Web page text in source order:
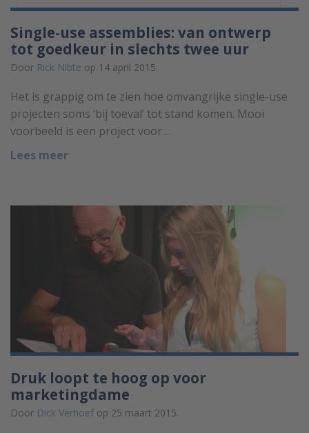
Single-use assemblies: van ontwerp
tot goedkeur in slechts twee uur
Door Rick Nibte op 14 april 2015.
Het is grappig om te zien hoe omvangrijke single-use
projecten soms ‘bij toeval’ tot stand komen. Mooi
voorbeeld is een project voor ...
Lees meer
Druk loopt te hoog op voor
marketingdame
Door Dick Verhoef op 25 maart 2015.